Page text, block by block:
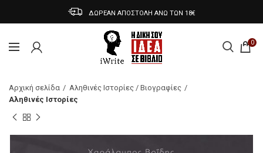
ΔΩΡΕΑΝ ΑΠΟΣΤΟΛΗ ΑΝΩ ΤΩΝ 18€
0
Αρχική σελίδα
Αληθινές Ιστορίες / Βιογραφίες
Αληθινές Ιστορίες